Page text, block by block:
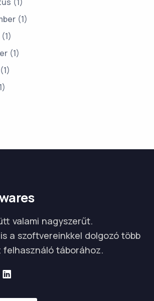
(1)
(1)
(1)
(1)
(1)
valami nagyszerűt.
a szoftvereinkkel dolgozó több
felhasználó táborához.